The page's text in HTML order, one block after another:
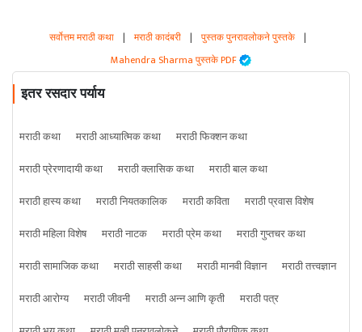
सर्वोत्तम मराठी कथा | मराठी कादंबरी | पुस्तक पुनरावलोकने पुस्तके |
Mahendra Sharma पुस्तके PDF
इतर रसदार पर्याय
मराठी कथा मराठी आध्यात्मिक कथा
मराठी फिक्शन कथा
मराठी प्रेरणादायी कथा
मराठी क्लासिक कथा
मराठी बाल कथा
मराठी हास्य कथा
मराठी नियतकालिक मराठी कविता
मराठी प्रवास विशेष
मराठी महिला विशेष
मराठी नाटक मराठी प्रेम कथा
मराठी गुप्तचर कथा
मराठी सामाजिक कथा
मराठी साहसी कथा मराठी मानवी विज्ञान
मराठी तत्त्वज्ञान
मराठी आरोग्य
मराठी जीवनी मराठी अन्न आणि कृती
मराठी पत्र